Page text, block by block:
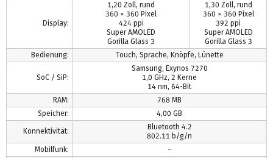
Display:
1,20 Zoll, rund
360 × 360 Pixel
424 ppi
Super AMOLED
Gorilla Glass 3
1,30 Zoll, rund
360 × 360 Pixel
392 ppi
Super AMOLED
Gorilla Glass 3
Bedienung:
Touch, Sprache, Knöpfe, Lünette
SoC / SiP:
Samsung, Exynos 7270
1,0 GHz, 2 Kerne
14 nm, 64-Bit
RAM:
768 MB
Speicher:
4,00 GB
Konnektivität:
Bluetooth 4.2
802.11 b/g/n
Mobilfunk:
–